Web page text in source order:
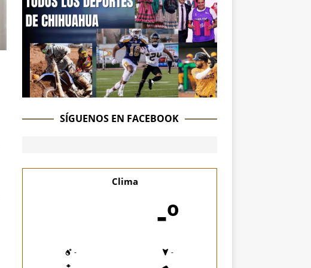
SÍGUENOS EN FACEBOOK
Clima
-º
-
-